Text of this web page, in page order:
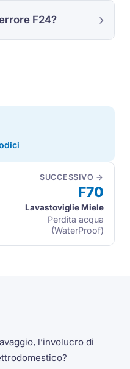
F24?
SUCCESSIVO →
F70
Lavastoviglie Miele
Perdita acqua
(WaterProof)
l’involucro di